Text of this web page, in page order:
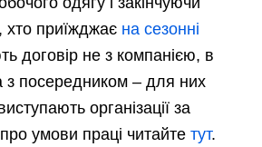
хто приїжджає на сезонні
договір не з компанією, в
з посередником – для них
організації за
умови праці читайте тут.